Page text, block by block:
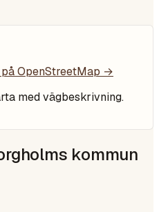
på OpenStreetMap →
med vägbeskrivning.
kommun